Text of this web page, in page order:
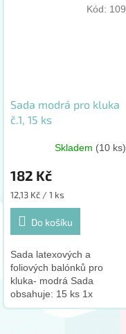
Sada modrá pro kluka
č.1, 15 ks
Skladem (10 ks)
182 Kč
Měrná
cena:
12,13 Kč / 1 ks
Do košíku
Sada latexových a
foliových balónků pro
kluka- modrá Sada
obsahuje: 15 ks 1x
stříbrný fóliový balónek
100 cm - číslo 1 2x
Kód: 109